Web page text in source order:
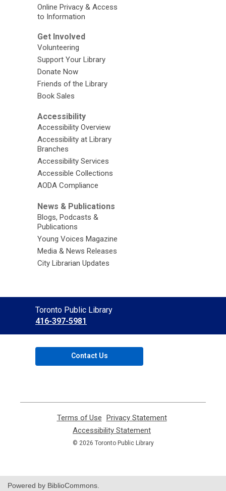
Online Privacy & Access
to Information
Get Involved
Volunteering
Support Your Library
Donate Now
Friends of the Library
Book Sales
Accessibility
Accessibility Overview
Accessibility at Library
Branches
Accessibility Services
Accessible Collections
AODA Compliance
News & Publications
Blogs, Podcasts &
Publications
Young Voices Magazine
Media & News Releases
City Librarian Updates
Contact
the
Library
Toronto Public Library
416-397-5981
Contact Us
Terms of Use
opens
a
new
Privacy Statement,
Accessibility Statement
opens
a
© 2026 Toronto Public Library
Powered by BiblioCommons.